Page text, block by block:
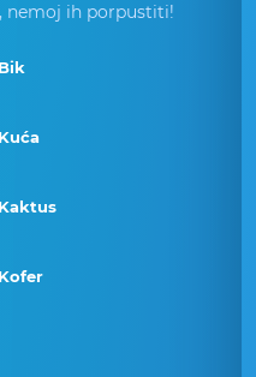
nemoj ih porpustiti!
Bik
Kuća
Kaktus
Kofer